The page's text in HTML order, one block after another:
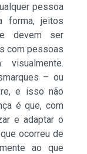
pessoa
forma, jeitos
devem ser
com pessoas
– ou
e isso não
é que, com
e adaptar o
ocorreu de
ao que